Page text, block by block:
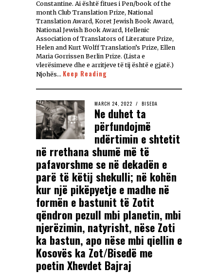
Constantine. Ai është fitues i Pen/book of the
month Club Translation Prize, National
Translation Award, Koret Jewish Book Award,
National Jewish Book Award, Hellenic
Association of Translators of Literature Prize,
Helen and Kurt Wolff Translation’s Prize, Ellen
Maria Gorrissen Berlin Prize. (Lista e
vlerësimeve dhe e arritjeve të tij është e gjatë.)
Njohës… Keep Reading
MARCH 24, 2022 BISEDA
Ne duhet ta
përfundojmë
ndërtimin e shtetit
në rrethana shumë më të
pafavorshme se në dekadën e
parë të këtij shekulli; në kohën
kur një pikëpyetje e madhe në
formën e bastunit të Zotit
qëndron pezull mbi planetin, mbi
njerëzimin, natyrisht, nëse Zoti
ka bastun, apo nëse mbi qiellin e
Kosovës ka Zot/Bisedë me
poetin Xhevdet Bajraj